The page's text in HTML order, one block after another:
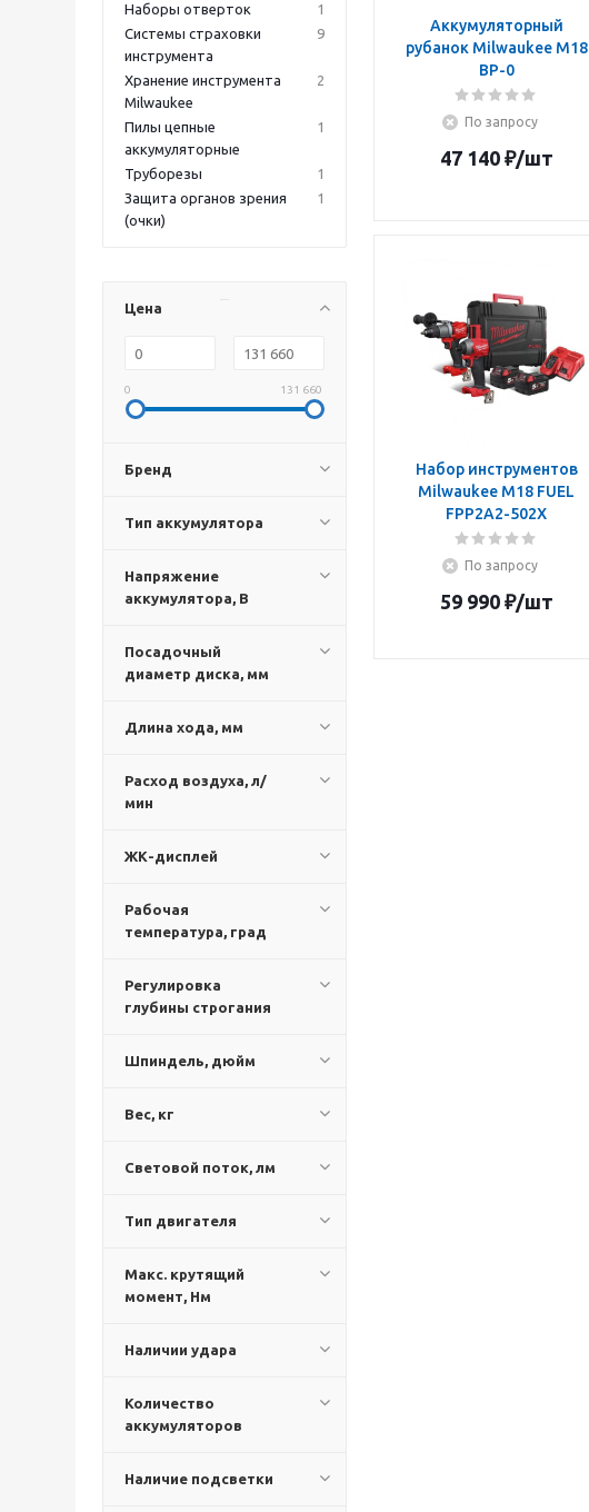
Наборы отверток
1
Системы страховки
инструмента
9
Хранение инструмента
Milwaukee
2
Пилы цепные
аккумуляторные
1
Труборезы
1
Защита органов зрения
(очки)
1
Цена
0 131 660
Бренд
Тип аккумулятора
Напряжение
аккумулятора, В
Посадочный
диаметр диска, мм
Длина хода, мм
Расход воздуха, л/
мин
ЖК-дисплей
Рабочая
температура, град
Регулировка
глубины строгания
Шпиндель, дюйм
Вес, кг
Световой поток, лм
Тип двигателя
Макс. крутящий
момент, Нм
Наличии удара
Количество
аккумуляторов
Наличие подсветки
Аккумуляторный
рубанок Milwaukee M18
BP-0
По запросу
47 140₽/шт
Набор инструментов
Milwaukee M18 FUEL
FPP2A2-502X
По запросу
59 990₽/шт